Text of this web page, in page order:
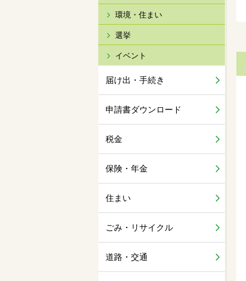
環境・住まい
選挙
イベント
届け出・手続き
申請書ダウンロード
税金
保険・年金
住まい
ごみ・リサイクル
道路・交通